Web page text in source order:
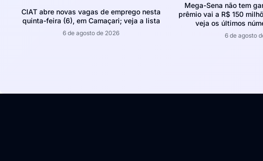
CIAT abre novas vagas de emprego nesta
quinta-feira (6), em Camaçari; veja a lista
6 de agosto de 2026
Mega-Sena não tem
prêmio vai a R$ 150
veja os últimos
6 de agosto